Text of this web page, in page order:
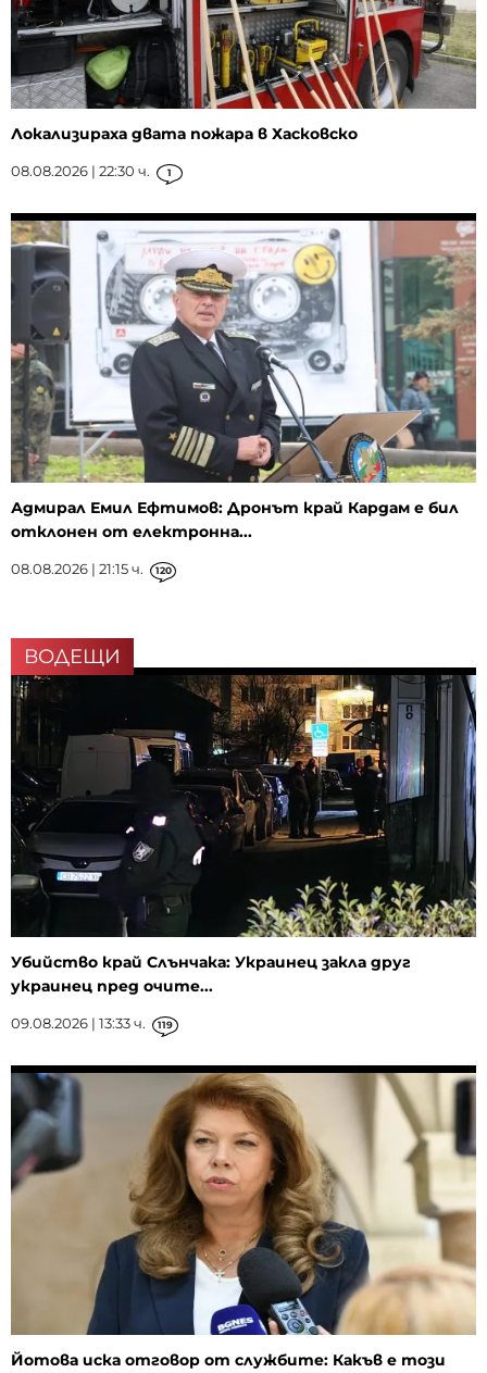
Локализираха двата пожара в Хасковско
08.08.2026 | 22:30 ч. 1
Адмирал Емил Ефтимов: Дронът край Кардам е бил
отклонен от електронна...
08.08.2026 | 21:15 ч. 120
ВОДЕЩИ
Убийство край Слънчака: Украинец закла друг
украинец пред очите...
09.08.2026 | 13:33 ч. 119
Йотова иска отговор от службите: Какъв е този